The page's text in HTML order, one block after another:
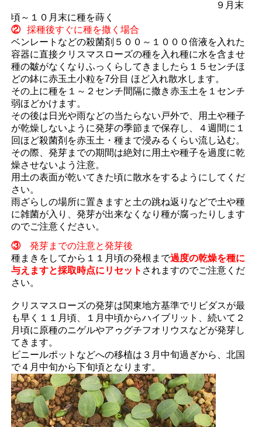
９月末
頃～１０月末に種を蒔く
②
採種後すぐに種を撒く場合
ベンレートなどの殺菌剤５００～１０００倍液を入れた
容器に直接クリスマスローズの種を入れ種に水を含ませ
種の皺がなくなりふっくらしてきましたら１５センチほ
どの鉢に赤玉土小粒を7分目 ほど入れ散水します。
その上に種を１～２センチ間隔に撒き赤玉土を１センチ
弱ほどかけます。
その後は日光や雨などの当たらない戸外で、用土や種子
が乾燥しないように発芽の季節まで保存し、４週間に１
回ほど殺菌剤を赤玉土・種まで浸みるくらい流し込む。
その際、発芽までの期間は絶対に用土や種子を過度に乾
燥させないよう注意。
用土の表面が乾いてきた頃に散水をするようにしてくだ
さい。
雨ざらしの場所に置きますと土の跳ね返りなどで土や種
に雑菌が入り、発芽が出来なくなり種が腐ったりします
のでご注意ください。
③ 発芽までの注意と発芽後
種まきをしてから１１月頃の発根まで過度の乾燥を種に
与えますと採取時点にリセット されますのでご注意くだ
さい。
クリスマスローズの発芽は関東地方基準でリビダスが最
も早く１１月頃、１月中頃からハイブリット、続いて２
月頃に原種のニゲルやアゥグチフオリウスなどが発芽し
てきます。
ビニールポットなどへの移植は３月中旬過ぎから、北国
で４月中旬から下旬頃となります。